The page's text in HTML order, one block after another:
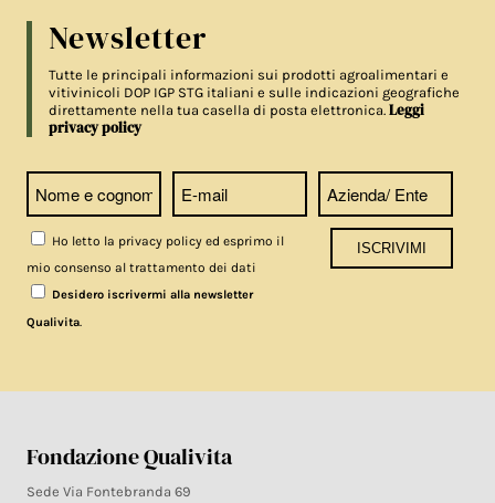
Newsletter
Tutte le principali informazioni sui prodotti agroalimentari e
vitivinicoli DOP IGP STG italiani e sulle indicazioni geografiche
direttamente nella tua casella di posta elettronica.Leggi
privacy policy
Ho letto la privacy policy ed esprimo il
mio consenso al trattamento dei dati
Desidero iscrivermi alla newsletter
Qualivita.
Fondazione Qualivita
Sede Via Fontebranda 69